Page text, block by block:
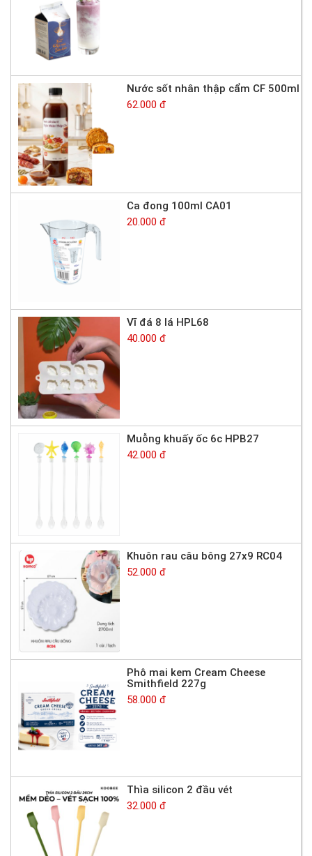
Nước sốt nhân thập cẩm CF 500ml
62.000 đ
Ca đong 100ml CA01
20.000 đ
Vĩ đá 8 lá HPL68
40.000 đ
Muỗng khuấy ốc 6c HPB27
42.000 đ
Khuôn rau câu bông 27x9 RC04
52.000 đ
Phô mai kem Cream Cheese
Smithfield 227g
58.000 đ
Thìa silicon 2 đầu vét
32.000 đ